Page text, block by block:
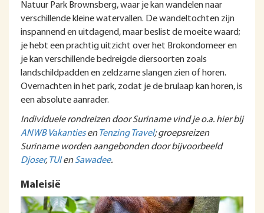
Natuur Park Brownsberg, waar je kan wandelen naar
verschillende kleine watervallen. De wandeltochten zijn
inspannend en uitdagend, maar beslist de moeite waard;
je hebt een prachtig uitzicht over het Brokondomeer en
je kan verschillende bedreigde diersoorten zoals
landschildpadden en zeldzame slangen zien of horen.
Overnachten in het park, zodat je de brulaap kan horen, is
een absolute aanrader.
Individuele rondreizen door Suriname vind je o.a. hier bij
ANWB VakantiesenTenzing Travel; groepsreizen
Suriname worden aangebonden door bijvoorbeeld
Djoser, TUIenSawadee.
Maleisië